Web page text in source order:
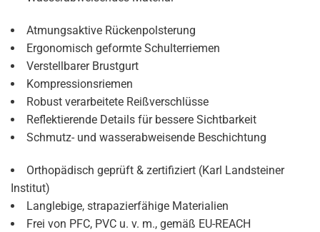
Atmungsaktive Rückenpolsterung
Ergonomisch geformte Schulterriemen
Verstellbarer Brustgurt
Kompressionsriemen
Robust verarbeitete Reißverschlüsse
Reflektierende Details für bessere Sichtbarkeit
Schmutz- und wasserabweisende Beschichtung
Orthopädisch geprüft & zertifiziert (Karl Landsteiner
Institut)
Langlebige, strapazierfähige Materialien
Frei von PFC, PVC u. v. m., gemäß EU-REACH